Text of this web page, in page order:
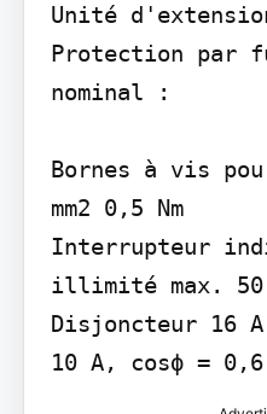
Unité
Protection par
nominal :
Bornes à vis
mm2 0,5 Nm
Interrupteur
illimité max. 50
Disjoncteur 16 A
10 A, cosϕ = 0,6